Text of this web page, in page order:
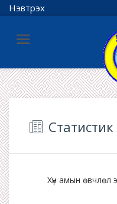
Нэвтрэх
Хүн амын өвчлөл